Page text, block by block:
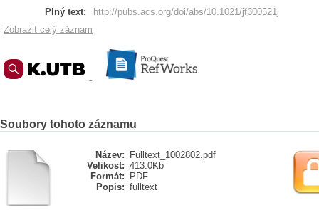
Plný text:
http://pubs.acs.org/doi/abs/10.1021/jf300521j
Zobrazit celý záznam
Soubory tohoto záznamu
Název:
Fulltext_1002802.pdf
Velikost: 413.0Kb
Formát:
PDF
Popis: fulltext